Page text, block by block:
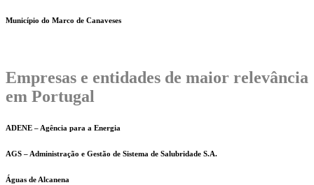
Município do Marco de Canaveses
Empresas e entidades de maior relevância
em Portugal
ADENE – Agência para a Energia
AGS – Administração e Gestão de Sistema de Salubridade S.A.
Águas de Alcanena